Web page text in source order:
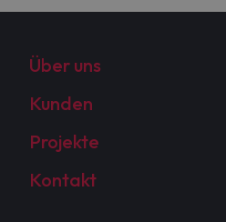
Über uns
Kunden
Projekte
Kontakt